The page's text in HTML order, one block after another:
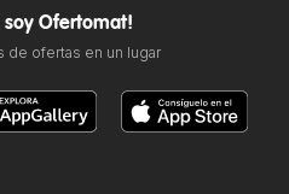
soy Ofertomat!
ofertas en un lugar